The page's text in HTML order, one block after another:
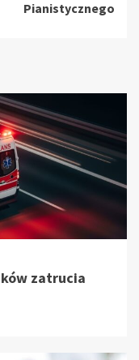
Pianistycznego
zatrucia